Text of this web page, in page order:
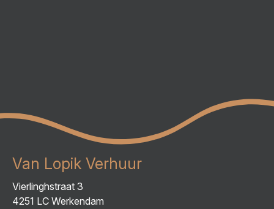
Van Lopik Verhuur
Vierlinghstraat 3
4251 LC Werkendam